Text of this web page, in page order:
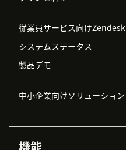
従業員サービス向けZendesk
システムステータス
製品デモ
中小企業向けソリューション